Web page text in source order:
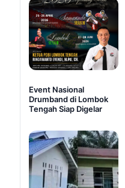
Event Nasional
Drumband di Lombok
Tengah Siap Digelar